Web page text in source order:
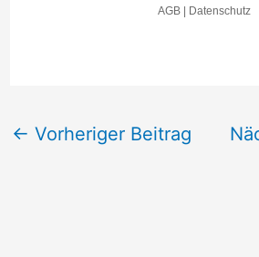
← Vorheriger Beitrag